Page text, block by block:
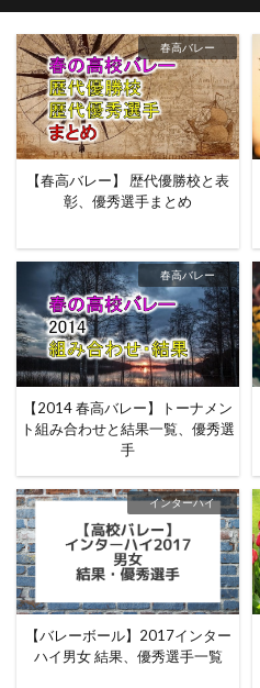
春高バレー
【春高バレー】 歴代優勝校と表
彰、優秀選手まとめ
春高バレー
【2014 春高バレー】トーナメン
ト組み合わせと結果一覧、優秀選
手
インターハイ
【バレーボール】2017インター
ハイ男女 結果、優秀選手一覧